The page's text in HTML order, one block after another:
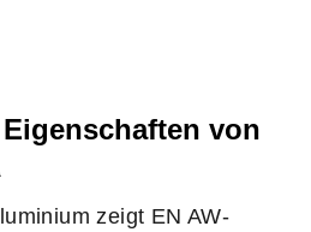
von
zeigt EN AW-